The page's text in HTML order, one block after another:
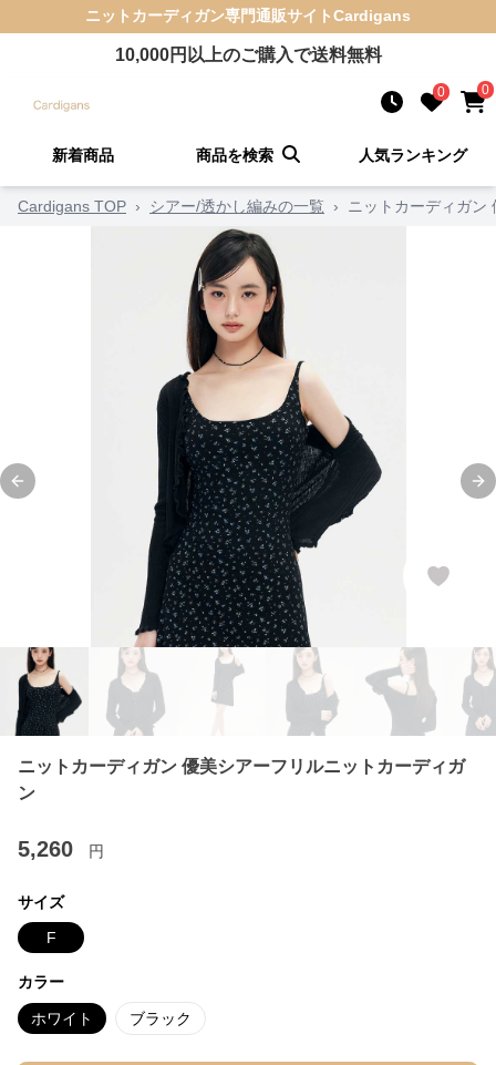
ニットカーディガン専門通販サイトCardigans
10,000円以上のご購入で送料無料
0 0
新着商品 商品を検索 人気ランキング
Cardigans TOP › シアー/透かし編みの一覧 › ニットカーディガン
Previous slide
ニットカーディガン 優美シアーフリルニットカーディガ
ン
5,260 円
サイズ
F
カラー
ホワイト ブラック